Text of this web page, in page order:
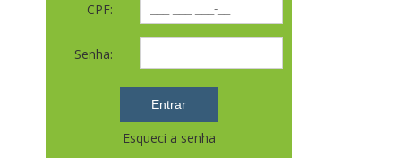
CPF:
Senha:
Esqueci a senha